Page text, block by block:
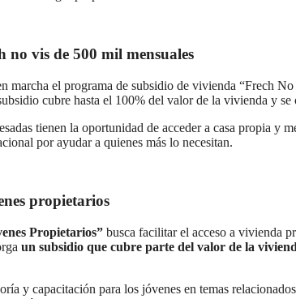
no vis de 500 mil mensuales
marcha el programa de subsidio de vivienda “Frech
cubre hasta el 100% del valor de la vivienda y
tienen la oportunidad de acceder a casa propia y
por ayudar a quienes más lo necesitan.
propietarios
Propietarios” busca facilitar el acceso a vivienda
un subsidio que cubre parte del valor de la
y capacitación para los jóvenes en temas